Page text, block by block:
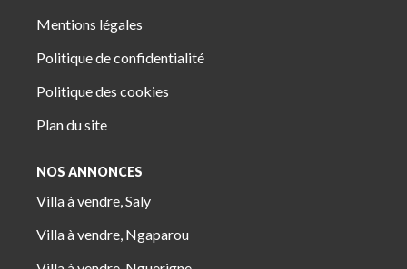
Mentions légales
Politique de confidentialité
Politique des cookies
Plan du site
NOS ANNONCES
Villa à vendre, Saly
Villa à vendre, Ngaparou